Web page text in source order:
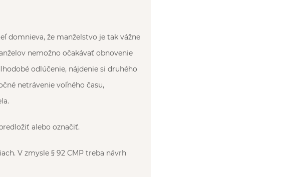
domnieva, že manželstvo je tak vážne
nemožno očakávať obnovenie
odlúčenie, nájdenie si druhého
netrávenie voľného času,
alebo označiť.
V zmysle § 92 CMP treba návrh